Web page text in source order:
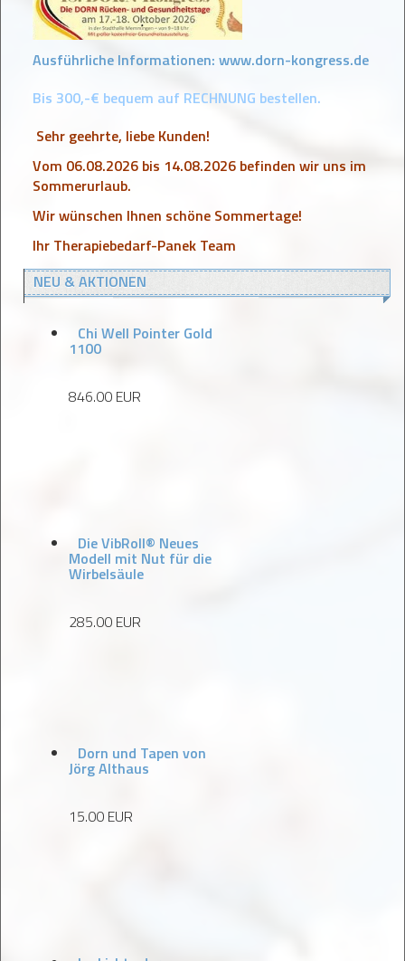
Ausführliche Informationen: www.dorn-kongress.de
Bis 300,-€ bequem auf RECHNUNG bestellen.
Sehr geehrte, liebe Kunden!
Vom 06.08.2026 bis 14.08.2026 befinden wir uns im
Sommerurlaub.
Wir wünschen Ihnen schöne Sommertage!
Ihr Therapiebedarf-Panek Team
NEU & AKTIONEN
Chi Well Pointer Gold
1100
846.00 EUR
Die VibRoll® Neues
Modell mit Nut für die
Wirbelsäule
285.00 EUR
Dorn und Tapen von
Jörg Althaus
15.00 EUR